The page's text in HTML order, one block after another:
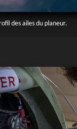
des ailes du planeur.